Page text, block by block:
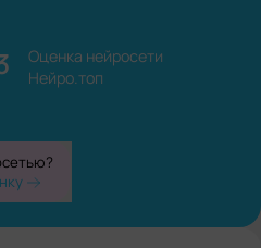
Оценка нейросети
Нейро.топ